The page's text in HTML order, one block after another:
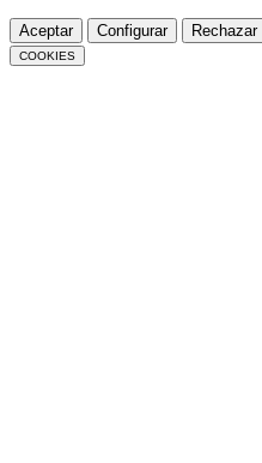
Aceptar Configurar Rechazar
COOKIES